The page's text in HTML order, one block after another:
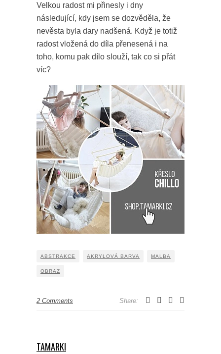
Velkou radost mi přinesly i dny
následující, kdy jsem se dozvěděla, že
nevěsta byla dary nadšená. Když je totiž
radost vložená do díla přenesená i na
toho, komu pak dílo slouží, tak co si přát
víc?
ABSTRAKCE AKRYLOVÁ BARVA MALBA
OBRAZ
2 Comments Share:
TAMARKI